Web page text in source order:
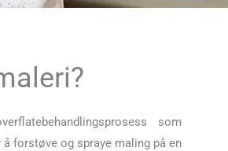
som
forstøve og spraye maling på en